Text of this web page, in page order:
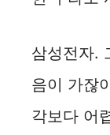
삼성전자.
음이 가잖
각보다 어